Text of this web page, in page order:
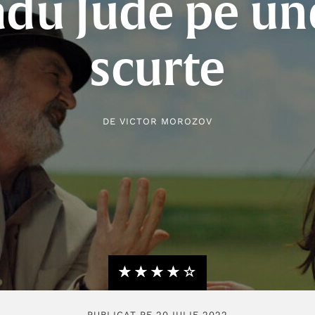
Jude pe
scurte
DE VICTOR MOROZOV
★★★★★
☆☆☆☆☆